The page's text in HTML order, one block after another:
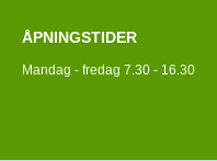
ÅPNINGSTIDER
Mandag - fredag 7.30 - 16.30